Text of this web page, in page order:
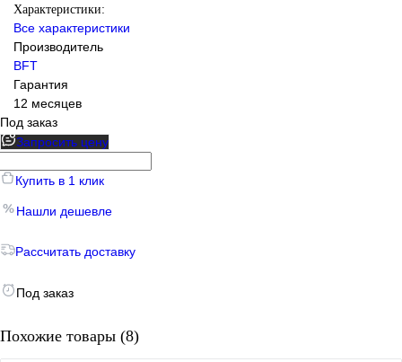
Характеристики:
Все характеристики
Производитель
BFT
Гарантия
12 месяцев
Под заказ
Запросить цену
Купить в 1 клик
Нашли дешевле
Рассчитать доставку
Под заказ
Похожие товары (8)